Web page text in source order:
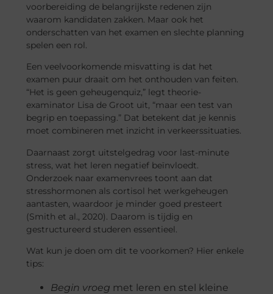
voorbereiding de belangrijkste redenen zijn
waarom kandidaten zakken. Maar ook het
onderschatten van het examen en slechte planning
spelen een rol.
Een veelvoorkomende misvatting is dat het
examen puur draait om het onthouden van feiten.
“Het is geen geheugenquiz,” legt theorie-
examinator Lisa de Groot uit, “maar een test van
begrip en toepassing.” Dat betekent dat je kennis
moet combineren met inzicht in verkeerssituaties.
Daarnaast zorgt uitstelgedrag voor last-minute
stress, wat het leren negatief beïnvloedt.
Onderzoek naar examenvrees toont aan dat
stresshormonen als cortisol het werkgeheugen
aantasten, waardoor je minder goed presteert
(Smith et al., 2020). Daarom is tijdig en
gestructureerd studeren essentieel.
Wat kun je doen om dit te voorkomen? Hier enkele
tips:
Begin vroeg met leren en stel kleine